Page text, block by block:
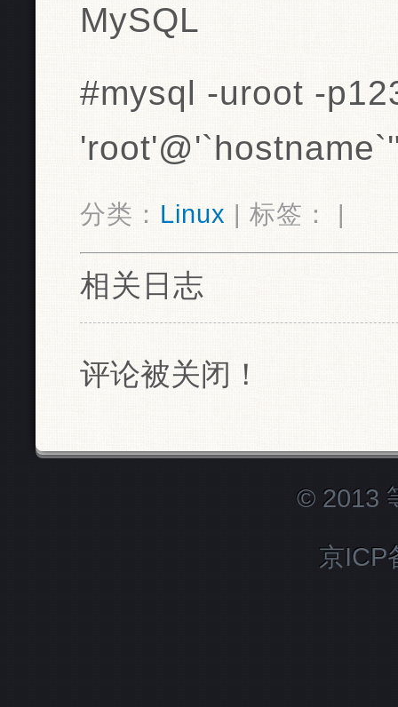
MySQL
#mysql -uroot -
分类： Linux | 标签： |
相关日志
评论被关闭！
© 2013
京ICP